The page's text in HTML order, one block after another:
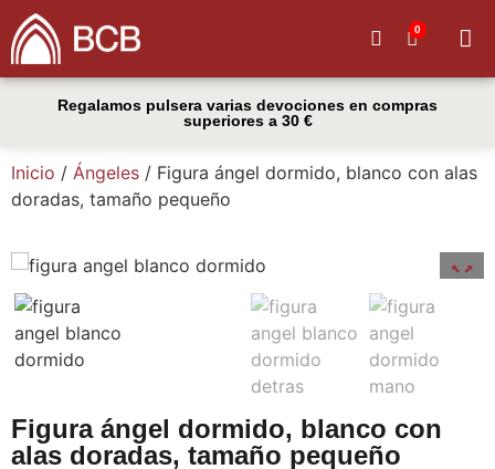
0
Regalamos pulsera varias devociones en compras
superiores a 30 €
Inicio / Ángeles / Figura ángel dormido, blanco con alas
doradas, tamaño pequeño
Figura ángel dormido, blanco con
alas doradas, tamaño pequeño